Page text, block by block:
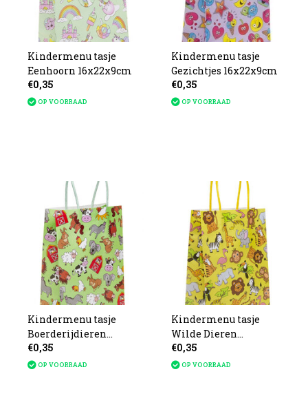
Kindermenu tasje
Eenhoorn 16x22x9cm
€0,35
OP VOORRAAD
Kindermenu tasje
Gezichtjes 16x22x9cm
€0,35
OP VOORRAAD
Kindermenu tasje
Boerderijdieren
16x22x9cm
€0,35
OP VOORRAAD
Kindermenu tasje
Wilde Dieren
16x22x9cm
€0,35
OP VOORRAAD